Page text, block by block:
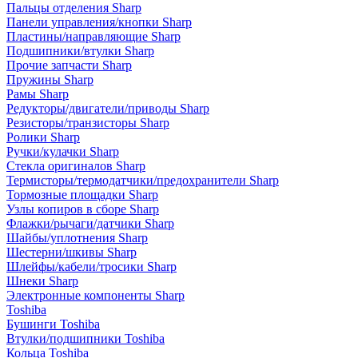
Пальцы отделения Sharp
Панели управления/кнопки Sharp
Пластины/направляющие Sharp
Подшипники/втулки Sharp
Прочие запчасти Sharp
Пружины Sharp
Рамы Sharp
Редукторы/двигатели/приводы Sharp
Резисторы/транзисторы Sharp
Ролики Sharp
Ручки/кулачки Sharp
Стекла оригиналов Sharp
Термисторы/термодатчики/предохранители Sharp
Тормозные площадки Sharp
Узлы копиров в сборе Sharp
Флажки/рычаги/датчики Sharp
Шайбы/уплотнения Sharp
Шестерни/шкивы Sharp
Шлейфы/кабели/тросики Sharp
Шнеки Sharp
Электронные компоненты Sharp
Toshiba
Бушинги Toshiba
Втулки/подшипники Toshiba
Кольца Toshiba